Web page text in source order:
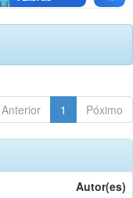
Anterior 1 Póximo
Autor(es)